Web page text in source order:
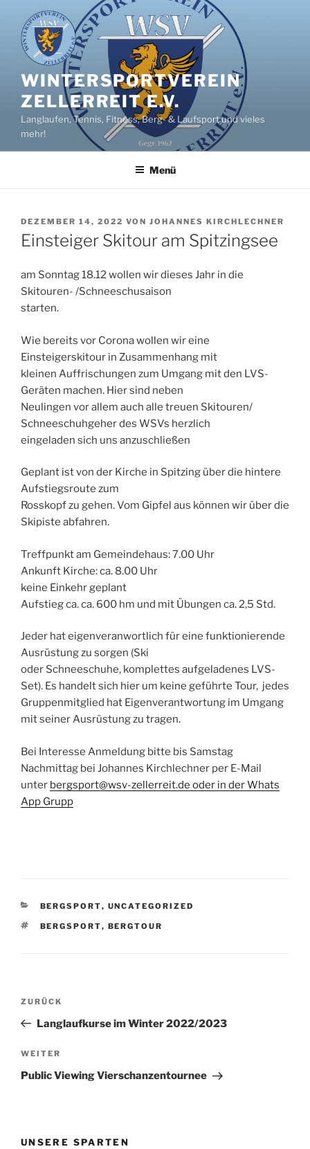
Inhalt
springen
WINTERSPORTVEREIN
ZELLERREIT E.V.
Langlaufen, Tennis, Fitness, Berg- & Laufsport und vieles
mehr!
Menü
VERÖFFENTLICHT
AM
DEZEMBER 14, 2022 VON JOHANNES KIRCHLECHNER
Einsteiger Skitour am Spitzingsee
am Sonntag 18.12 wollen wir dieses Jahr in die
Skitouren- /Schneeschusaison
starten.
Wie bereits vor Corona wollen wir eine
Einsteigerskitour in Zusammenhang mit
kleinen Auffrischungen zum Umgang mit den LVS-
Geräten machen. Hier sind neben
Neulingen vor allem auch alle treuen Skitouren/
Schneeschuhgeher des WSVs herzlich
eingeladen sich uns anzuschließen
Geplant ist von der Kirche in Spitzing über die hintere
Aufstiegsroute zum
Rosskopf zu gehen. Vom Gipfel aus können wir über die
Skipiste abfahren.
Treffpunkt am Gemeindehaus: 7.00 Uhr
Ankunft Kirche: ca. 8.00 Uhr
keine Einkehr geplant
Aufstieg ca. ca. 600 hm und mit Übungen ca. 2,5 Std.
Jeder hat eigenveranwortlich für eine funktionierende
Ausrüstung zu sorgen (Ski
oder Schneeschuhe, komplettes aufgeladenes LVS-
Set). Es handelt sich hier um keine geführte Tour, jedes
Gruppenmitglied hat Eigenverantwortung im Umgang
mit seiner Ausrüstung zu tragen.
Bei Interesse Anmeldung bitte bis Samstag
Nachmittag bei Johannes Kirchlechner per E-Mail
unter bergsport@wsv-zellerreit.de oder in der Whats
App Grupp
KATEGORIEN
BERGSPORT, UNCATEGORIZED
SCHLAGWÖRTER
BERGSPORT, BERGTOUR
Beitragsnavigation
Vorheriger
Beitrag
ZURÜCK
Langlaufkurse im Winter 2022/2023
Nächster
Beitrag
WEITER
Public Viewing Vierschanzentournee
UNSERE SPARTEN